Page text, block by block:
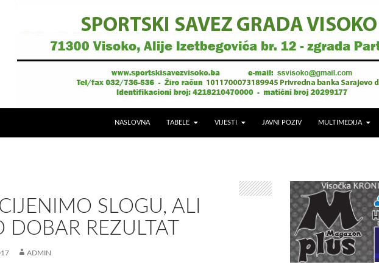
NASLOVNA TABELE VIJESTI JAVNI POZIV MULTIMEDIJA
SLOGU, ALI
DOBAR REZULTAT
ADMIN